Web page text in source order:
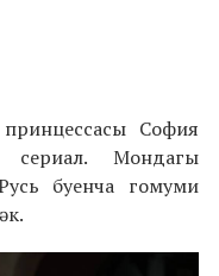
София
сериал. Мондагы
буенча гомуми